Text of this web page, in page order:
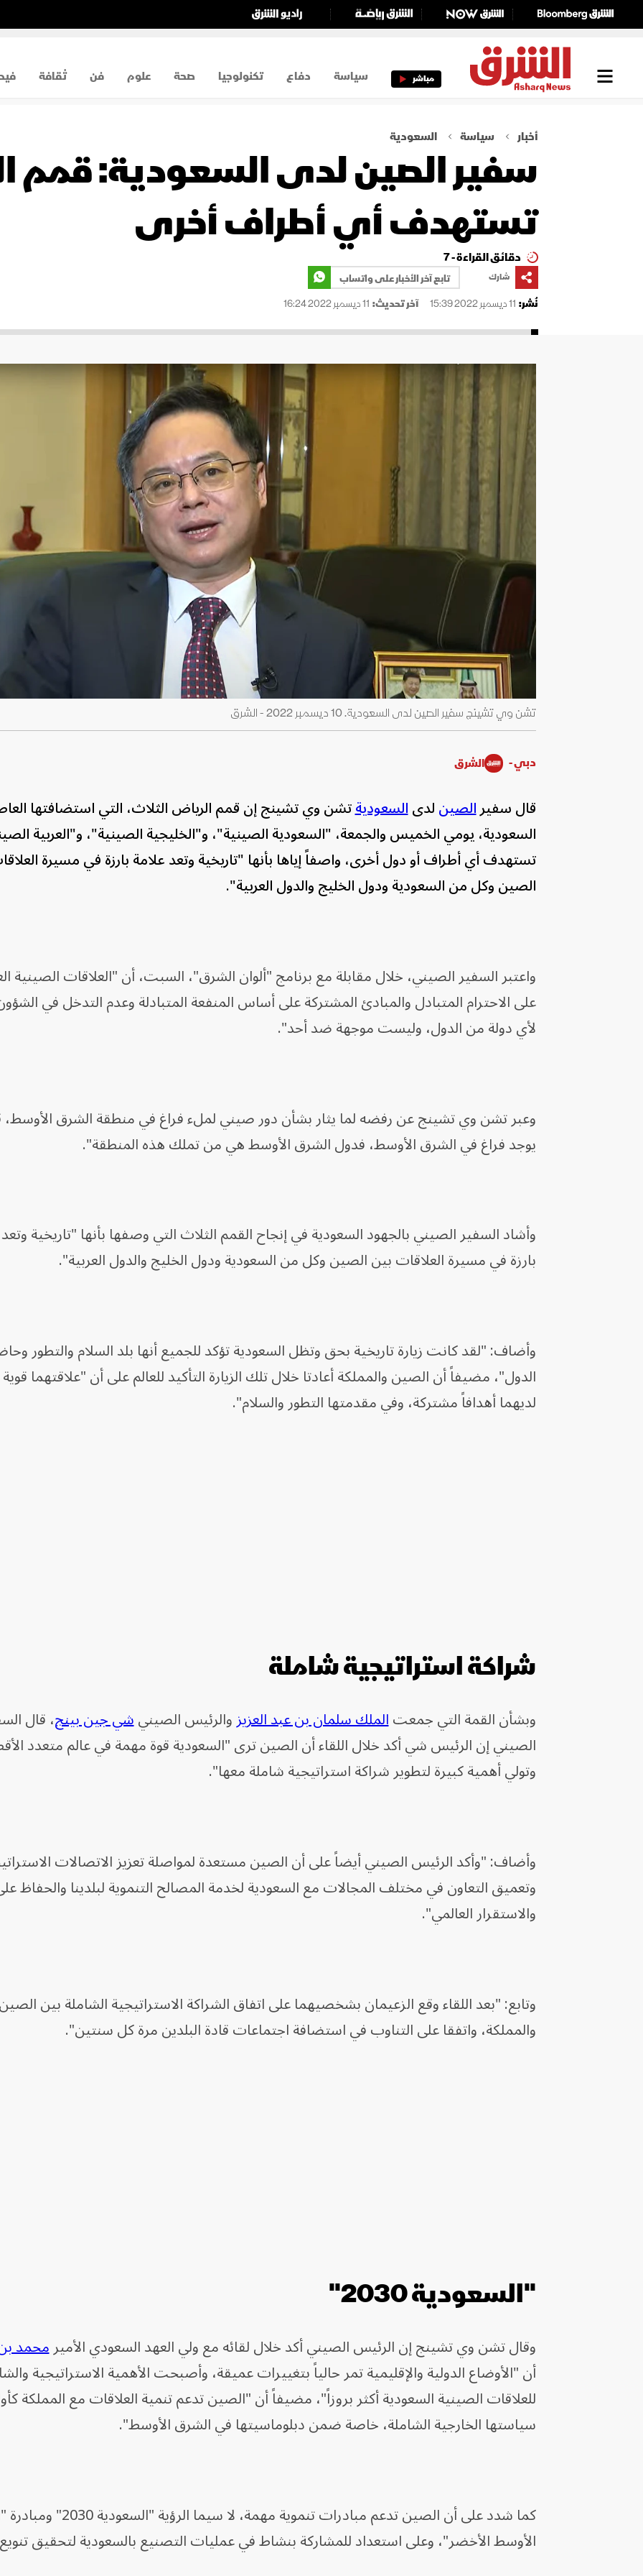
مباشر سياسة دفاع تكنولوجيا صحة علوم فن ثقافة
أخبار سياسة السعودية
سفير الصين لدى السعودية: قمم
تستهدف أي أطراف أخرى
دقائق القراءة - 7
شارك
تابع آخر الأخبار على واتساب
نُشر: 11 ديسمبر 2022 15:39 آخر تحديث: 11 ديسمبر 2022 16:24
تشن وي تشينج سفير الصين لدى السعودية. 10 ديسمبر 2022 - الشرق
دبي - الشرق
قال سفيرالصينلدىالسعوديةتشن وي تشينج إن قمم الرياض الثلاث، التي استضافتها
السعودية، يومي الخميس والجمعة، "السعودية الصينية"، و"الخليجية الصينية"، و"العربية
تستهدف أي أطراف أو دول أخرى، واصفاً إياها بأنها "تاريخية وتعد علامة بارزة في مسيرة
الصين وكل من السعودية ودول الخليج والدول العربية".
واعتبر السفير الصيني، خلال مقابلة مع برنامج "ألوان الشرق"، السبت، أن "العلاقات الصينية
على الاحترام المتبادل والمبادئ المشتركة على أساس المنفعة المتبادلة وعدم التدخل في
لأي دولة من الدول، وليست موجهة ضد أحد".
وعبر تشن وي تشينج عن رفضه لما يثار بشأن دور صيني لملء فراغ في منطقة الشرق الأوسط،
يوجد فراغ في الشرق الأوسط، فدول الشرق الأوسط هي من تملك هذه المنطقة".
وأشاد السفير الصيني بالجهود السعودية في إنجاح القمم الثلاث التي وصفها بأنها "تاريخية
بارزة في مسيرة العلاقات بين الصين وكل من السعودية ودول الخليج والدول العربية".
وأضاف: "لقد كانت زيارة تاريخية بحق وتظل السعودية تؤكد للجميع أنها بلد السلام والتطور
الدول"، مضيفاً أن الصين والمملكة أعادتا خلال تلك الزيارة التأكيد للعالم على أن "علاقتهما
لديهما أهدافاً مشتركة، وفي مقدمتها التطور والسلام".
شراكة استراتيجية شاملة
وبشأن القمة التي جمعتالملك سلمان بن عبد العزيزوالرئيس الصينيشي جين بينج، قال
الصيني إن الرئيس شي أكد خلال اللقاء أن الصين ترى "السعودية قوة مهمة في عالم متعدد
وتولي أهمية كبيرة لتطوير شراكة استراتيجية شاملة معها".
وأضاف: "وأكد الرئيس الصيني أيضاً على أن الصين مستعدة لمواصلة تعزيز الاتصالات
وتعميق التعاون في مختلف المجالات مع السعودية لخدمة المصالح التنموية لبلدينا والحفاظ
والاستقرار العالمي".
وتابع: "بعد اللقاء وقع الزعيمان بشخصيهما على اتفاق الشراكة الاستراتيجية الشاملة بين الصين
والمملكة، واتفقا على التناوب في استضافة اجتماعات قادة البلدين مرة كل سنتين".
"السعودية 2030"
وقال تشن وي تشينج إن الرئيس الصيني أكد خلال لقائه مع ولي العهد السعودي الأميرمحمد
أن "الأوضاع الدولية والإقليمية تمر حالياً بتغييرات عميقة، وأصبحت الأهمية الاستراتيجية
للعلاقات الصينية السعودية أكثر بروزاً"، مضيفاً أن "الصين تدعم تنمية العلاقات مع المملكة
سياستها الخارجية الشاملة، خاصة ضمن دبلوماسيتها في الشرق الأوسط".
كما شدد على أن الصين تدعم مبادرات تنموية مهمة، لا
الأوسط الأخضر"، وعلى استعداد للمشاركة بنشاط في عمليات التصنيع بالسعودية لتحقيق تنويع